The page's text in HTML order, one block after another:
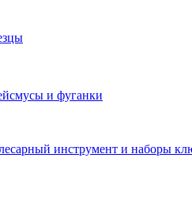
и фуганки
инструмент и наборы